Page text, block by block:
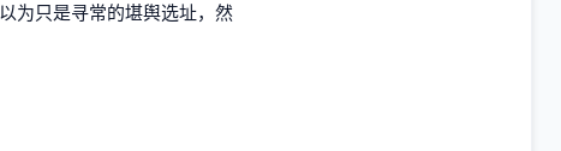
只是寻常的堪舆选址，然